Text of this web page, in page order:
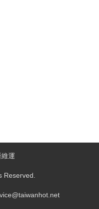
運
Reserved.